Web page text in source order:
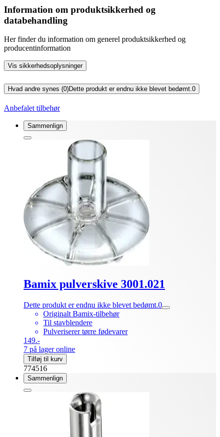
Information om produktsikkerhed og
databehandling
Her finder du information om generel produktsikkerhed og
producentinformation
Vis sikkerhedsoplysninger
Hvad andre synes (0)Dette produkt er endnu ikke blevet bedømt.0
Anbefalet tilbehør
Sammenlign
Bamix pulverskive 3001.021
Dette produkt er endnu ikke blevet bedømt.0
Originalt Bamix-tilbehør
Til stavblendere
Pulveriserer tørre fødevarer
149.-
7 på lager online
Tilføj til kurv
774516
Sammenlign